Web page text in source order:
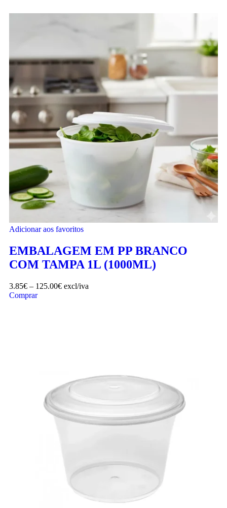
Adicionar aos favoritos
EMBALAGEM EM PP BRANCO
COM TAMPA 1L (1000ML)
3.85€ – 125.00€ excl/iva
Comprar